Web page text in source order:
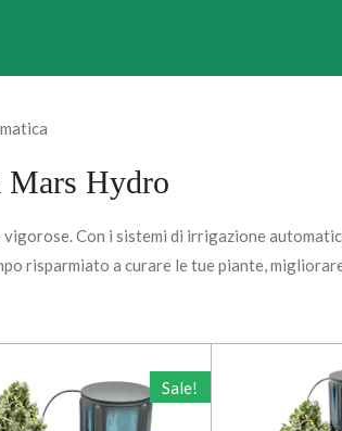
Mars Hydro
Con i sistemi di irrigazione
risparmiato a curare le tue piante,
Sale!